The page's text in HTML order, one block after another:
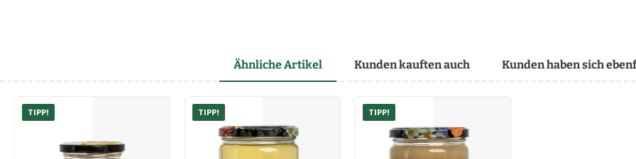
Ähnliche Artikel Kunden kauften auch Kunden haben sich
TIPP! TIPP! TIPP!